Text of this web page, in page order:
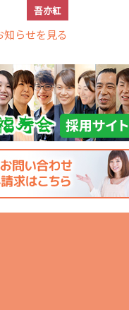
吾亦紅
知らせを見る